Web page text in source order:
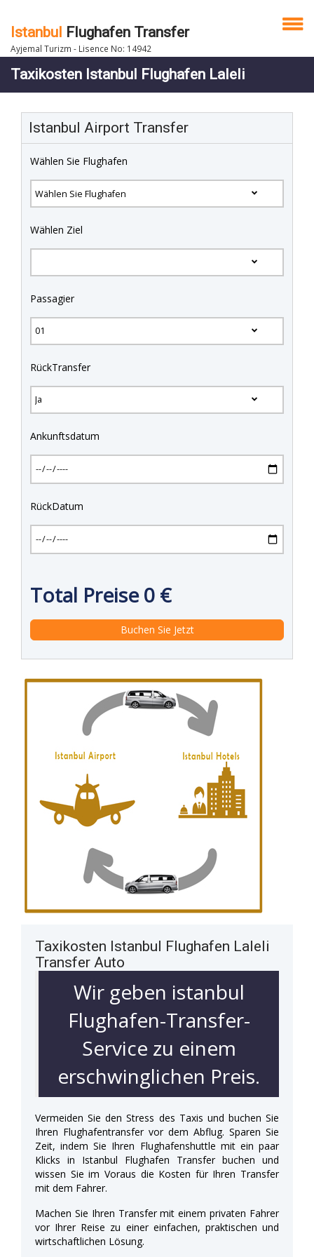
Istanbul Flughafen Transfer
Ayjemal Turizm - Lisence No: 14942
Taxikosten Istanbul Flughafen Laleli
Istanbul Airport Transfer
Wählen Sie Flughafen
Wählen Ziel
Passagier
RückTransfer
Ankunftsdatum
RückDatum
Total Preise0 €
Taxikosten Istanbul Flughafen Laleli
Transfer Auto
Wir geben istanbul
Flughafen-Transfer-
Service zu einem
erschwinglichen Preis.
Vermeiden Sie den Stress des Taxis und buchen Sie
Ihren Flughafentransfer vor dem Abflug. Sparen Sie
Zeit, indem Sie Ihren Flughafenshuttle mit ein paar
Klicks in Istanbul Flughafen Transfer buchen und
wissen Sie im Voraus die Kosten für Ihren Transfer
mit dem Fahrer.
Machen Sie Ihren Transfer mit einem privaten Fahrer
vor Ihrer Reise zu einer einfachen, praktischen und
wirtschaftlichen Lösung.